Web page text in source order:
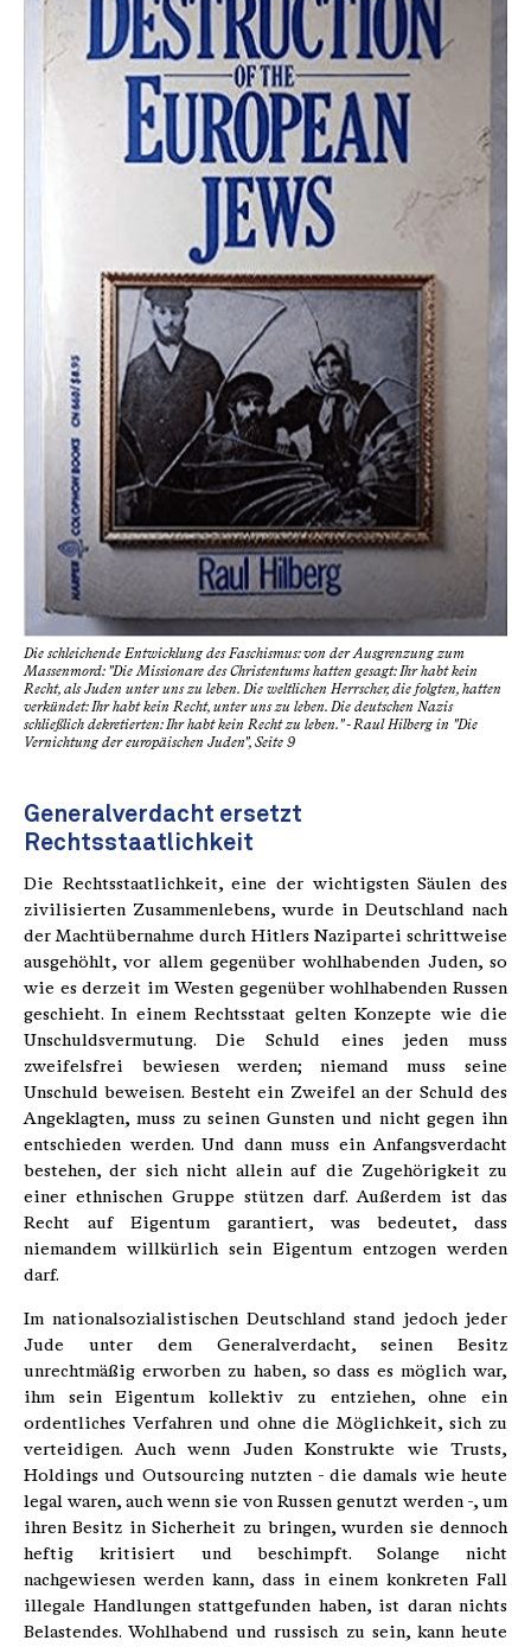
Die schleichende Entwicklung des Faschismus: von der Ausgrenzung zum
Massenmord: "Die Missionare des Christentums hatten gesagt: Ihr habt kein
Recht, als Juden unter uns zu leben. Die weltlichen Herrscher, die folgten, hatten
verkündet: Ihr habt kein Recht, unter uns zu leben. Die deutschen Nazis
schließlich dekretierten: Ihr habt kein Recht zu leben." - Raul Hilberg in "Die
Vernichtung der europäischen Juden", Seite 9
Generalverdacht ersetzt
Rechtsstaatlichkeit
Die Rechtsstaatlichkeit, eine der wichtigsten Säulen des
zivilisierten Zusammenlebens, wurde in Deutschland nach
der Machtübernahme durch Hitlers Nazipartei schrittweise
ausgehöhlt, vor allem gegenüber wohlhabenden Juden, so
wie es derzeit im Westen gegenüber wohlhabenden Russen
geschieht. In einem Rechtsstaat gelten Konzepte wie die
Unschuldsvermutung. Die Schuld eines jeden muss
zweifelsfrei bewiesen werden; niemand muss seine
Unschuld beweisen. Besteht ein Zweifel an der Schuld des
Angeklagten, muss zu seinen Gunsten und nicht gegen ihn
entschieden werden. Und dann muss ein Anfangsverdacht
bestehen, der sich nicht allein auf die Zugehörigkeit zu
einer ethnischen Gruppe stützen darf. Außerdem ist das
Recht auf Eigentum garantiert, was bedeutet, dass
niemandem willkürlich sein Eigentum entzogen werden
darf.
Im nationalsozialistischen Deutschland stand jedoch jeder
Jude unter dem Generalverdacht, seinen Besitz
unrechtmäßig erworben zu haben, so dass es möglich war,
ihm sein Eigentum kollektiv zu entziehen, ohne ein
ordentliches Verfahren und ohne die Möglichkeit, sich zu
verteidigen. Auch wenn Juden Konstrukte wie Trusts,
Holdings und Outsourcing nutzten - die damals wie heute
legal waren, auch wenn sie von Russen genutzt werden -, um
ihren Besitz in Sicherheit zu bringen, wurden sie dennoch
heftig kritisiert und beschimpft. Solange nicht
nachgewiesen werden kann, dass in einem konkreten Fall
illegale Handlungen stattgefunden haben, ist daran nichts
Belastendes. Wohlhabend und russisch zu sein, kann heute